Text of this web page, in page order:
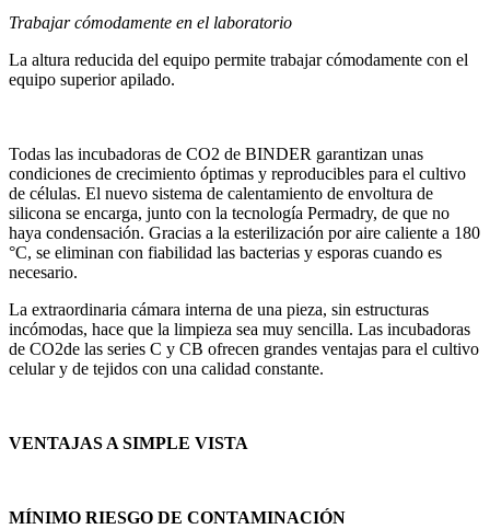
Trabajar cómodamente en el laboratorio
La altura reducida del equipo permite trabajar cómodamente con el
equipo superior apilado.
Todas las incubadoras de CO2 de BINDER garantizan unas
condiciones de crecimiento óptimas y reproducibles para el cultivo
de células. El nuevo sistema de calentamiento de envoltura de
silicona se encarga, junto con la tecnología Permadry, de que no
haya condensación. Gracias a la esterilización por aire caliente a 180
°C, se eliminan con fiabilidad las bacterias y esporas cuando es
necesario.
La extraordinaria cámara interna de una pieza, sin estructuras
incómodas, hace que la limpieza sea muy sencilla. Las incubadoras
de CO2de las series C y CB ofrecen grandes ventajas para el cultivo
celular y de tejidos con una calidad constante.
VENTAJAS A SIMPLE VISTA
MÍNIMO RIESGO DE CONTAMINACIÓN